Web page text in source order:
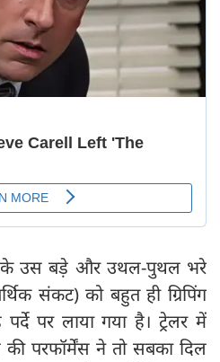
उस बड़े और उथल-पुथल भरे
संकट) को बहुत ही ग्रिपिंग
पर लाया गया है। ट्रेलर में
परफॉर्मेंस ने तो सबका दिल